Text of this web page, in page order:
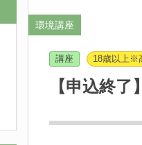
環境講座
講座 18歳以上※
【申込終